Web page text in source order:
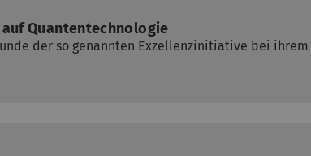
Quantentechnologie
der so genannten Exzellenzinitiative bei ihrem